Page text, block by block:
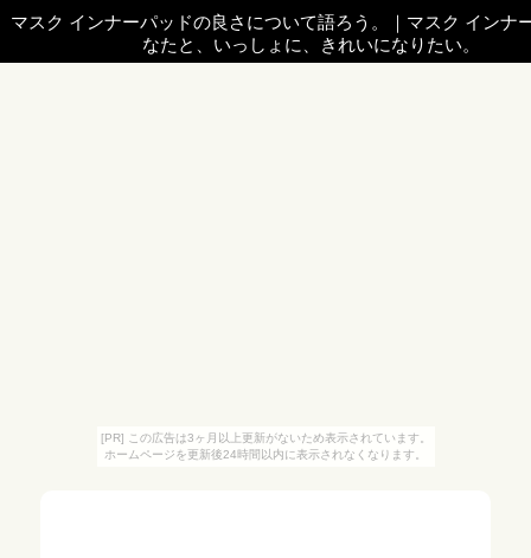
[PR] この広告は3ヶ月以上更新がないため表示されています。
ホームページを更新後24時間以内に表示されなくなります。
マスク インナーパッドの良さについて語ろう。 ｜ マスク インナ
なたと、いっしょに、きれいになりたい。